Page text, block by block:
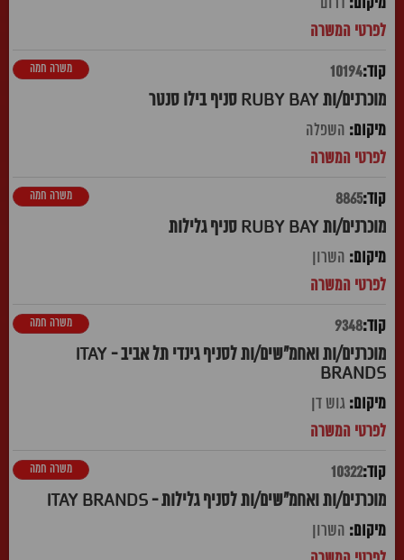
10194
מוכרנים/ות RUBY BAY סניף בילו סנטר
משרה חמה
השפלה
8865
מוכרנים/ות RUBY BAY סניף גלילות
משרה חמה
השרון
9348
מוכרנים/ות ואחמ"שים/ות לסניף גינדי תל אביב - ITAY
BRANDS
משרה חמה
גוש דן
10322
מוכרנים/ות ואחמ"שים/ות לסניף גלילות - ITAY BRANDS
משרה חמה
השרון